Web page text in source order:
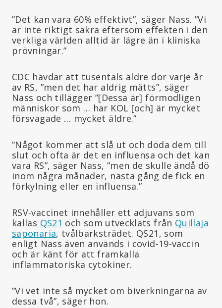
”Det kan vara 60% effektivt”, säger Nass. ”Vi
är inte riktigt säkra eftersom effekten i den
verkliga världen alltid är lägre än i kliniska
prövningar.”
CDC hävdar att tusentals äldre dör varje år
av RS, ”men det har aldrig mätts”, säger
Nass och tillägger ”[Dessa är] förmodligen
människor som … har KOL [och] är mycket
försvagade … mycket äldre.”
”Något kommer att slå ut och döda dem till
slut och ofta är det en influensa och det kan
vara RS”, säger Nass, ”men de skulle ändå dö
inom några månader, nästa gång de fick en
förkylning eller en influensa.”
RSV-vaccinet innehåller ett adjuvans som
kallas QS21 och som utvecklats från Quillaja
saponaria, tvålbarksträdet. QS21, som
enligt Nass även används i covid-19-vaccin
och är känt för att framkalla
inflammatoriska cytokiner.
”Vi vet inte så mycket om biverkningarna av
dessa två”, säger hon.